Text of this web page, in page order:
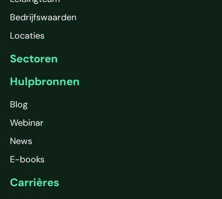
Bedrijfswaarden
Locaties
Sectoren
Hulpbronnen
Blog
Webinar
News
E-books
Carrières